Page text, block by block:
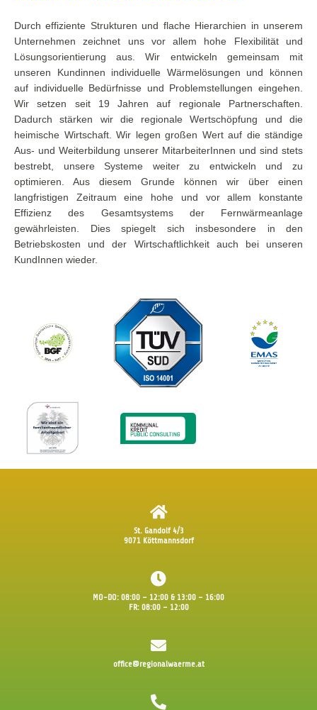
Durch effiziente Strukturen und flache Hierarchien in unserem
Unternehmen zeichnet uns vor allem hohe Flexibilität und
Lösungsorientierung aus. Wir entwickeln gemeinsam mit
unseren Kundinnen individuelle Wärmelösungen und können
auf individuelle Bedürfnisse und Problemstellungen eingehen.
Wir setzen seit 19 Jahren auf regionale Partnerschaften.
Dadurch stärken wir die regionale Wertschöpfung und die
heimische Wirtschaft. Wir legen großen Wert auf die ständige
Aus- und Weiterbildung unserer MitarbeiterInnen und sind stets
bestrebt, unsere Systeme weiter zu entwickeln und zu
optimieren. Aus diesem Grunde können wir über einen
langfristigen Zeitraum eine hohe und vor allem konstante
Effizienz des Gesamtsystems der Fernwärmeanlage
gewährleisten. Dies spiegelt sich insbesondere in den
Betriebskosten und der Wirtschaftlichkeit auch bei unseren
KundInnen wieder.
St. Gandolf 4/3
9071 Köttmannsdorf
MO-DO: 08:00 – 12:00 & 13:00 – 16:00
FR: 08:00 – 12:00
office@regionalwaerme.at